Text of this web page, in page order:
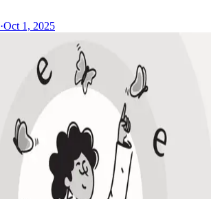
·Oct 1, 2025